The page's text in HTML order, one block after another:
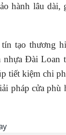
hành lâu dài,
tạo thương
Đài Loan
tiết kiệm chi
pháp cửa